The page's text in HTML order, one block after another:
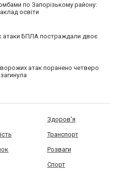
по Запорізькому району:
освіти
атаки БПЛА постраждали двоє
ворожих атак поранено четверо
Здоров'я
Транспорт
Розваги
Спорт